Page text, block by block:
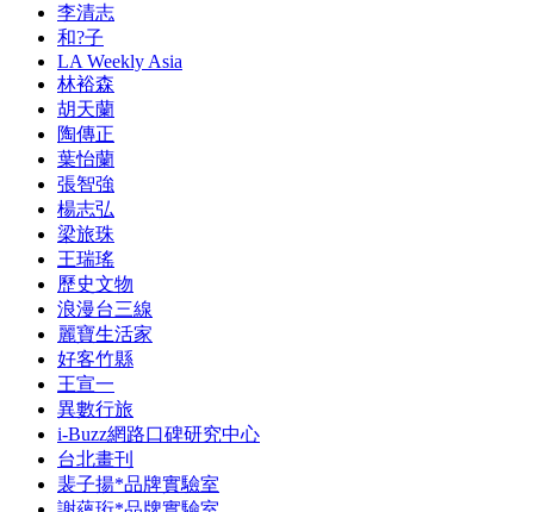
李清志
和?子
LA Weekly Asia
林裕森
胡天蘭
陶傳正
葉怡蘭
張智強
楊志弘
梁旅珠
王瑞瑤
歷史文物
浪漫台三線
麗寶生活家
好客竹縣
王宣一
異數行旅
i-Buzz網路口碑研究中心
台北畫刊
裴子揚*品牌實驗室